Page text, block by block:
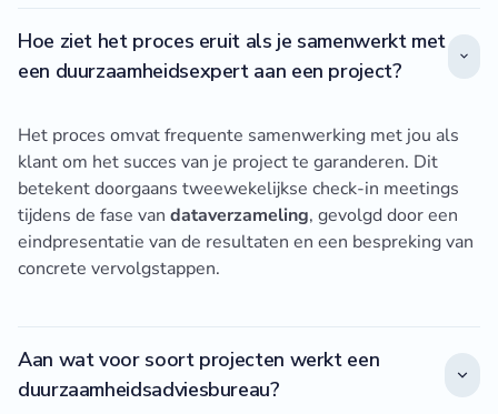
Hoe ziet het proces eruit als je samenwerkt met
een duurzaamheidsexpert aan een project?
Het proces omvat frequente samenwerking met jou als
klant om het succes van je project te garanderen. Dit
betekent doorgaans tweewekelijkse check-in meetings
tijdens de fase van dataverzameling, gevolgd door een
eindpresentatie van de resultaten en een bespreking van
concrete vervolgstappen.
Aan wat voor soort projecten werkt een
duurzaamheidsadviesbureau?